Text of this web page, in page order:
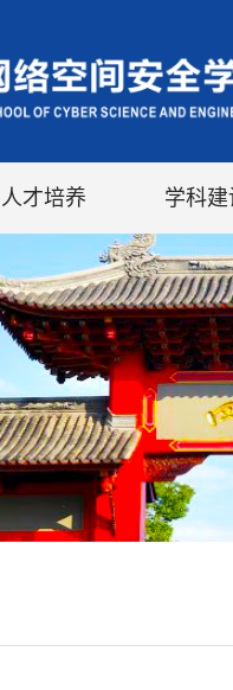
人才培养 学科建